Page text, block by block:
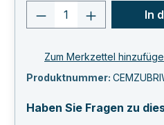
Produkt Anzahl:In
Zum Merkzettel
Produktnummer:
Haben Sie Fragen zu